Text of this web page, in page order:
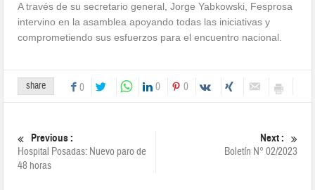
A través de su secretario general, Jorge Yabkowski, Fesprosa
intervino en la asamblea apoyando todas las iniciativas y
comprometiendo sus esfuerzos para el encuentro nacional.
share 0 0 0
Previous :
Hospital Posadas: Nuevo paro de
48 horas
Next :
Boletín N° 02/2023